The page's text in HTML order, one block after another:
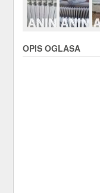
OPIS OGLASA